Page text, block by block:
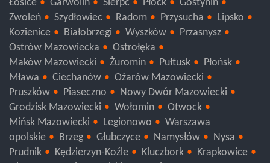
Łosice
Garwolin Sierpc Płock
Gostynin
Zwoleń
Szydłowiec Radom Przysucha
Lipsko
Kozienice
Białobrzegi Wyszków
Przasnysz
Ostrów Mazowiecka
Ostrołęka
Maków Mazowiecki
Żuromin Pułtusk
Płońsk
Mława
Ciechanów
Ożarów Mazowiecki
Pruszków
Piaseczno
Nowy Dwór Mazowiecki
Grodzisk Mazowiecki
Wołomin
Otwock
Mińsk Mazowiecki
Legionowo
Warszawa
opolskie
Brzeg Głubczyce Namysłów
Nysa
Prudnik
Kędzierzyn-Koźle Kluczbork
Krapkowice